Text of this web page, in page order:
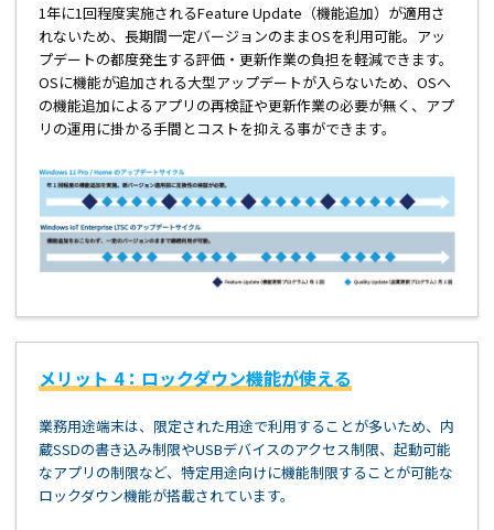
1年に1回程度実施されるFeature Update（機能追加）が適用さ
れないため、長期間一定バージョンのままOSを利用可能。アッ
プデートの都度発生する評価・更新作業の負担を軽減できます。
OSに機能が追加される大型アップデートが入らないため、OSへ
の機能追加によるアプリの再検証や更新作業の必要が無く、アプ
リの運用に掛かる手間とコストを抑える事ができます。
メリット 4：ロックダウン機能が使える
業務用途端末は、限定された用途で利用することが多いため、内
蔵SSDの書き込み制限やUSBデバイスのアクセス制限、起動可能
なアプリの制限など、特定用途向けに機能制限することが可能な
ロックダウン機能が搭載されています。